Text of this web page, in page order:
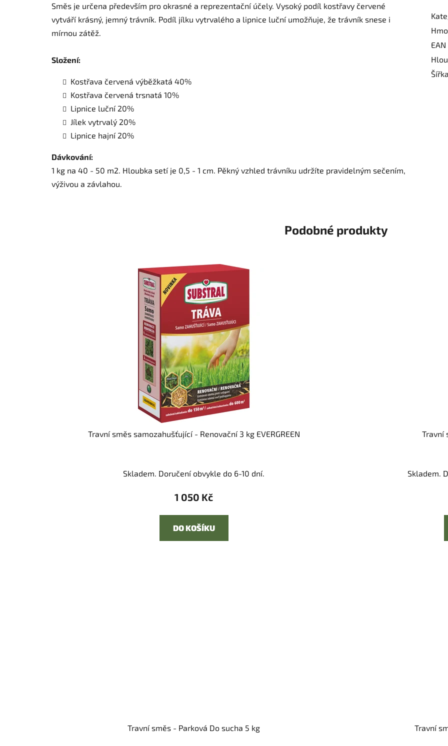
Směs je určena především pro okrasné a reprezentační účely. Vysoký podíl kostřavy červené
vytváří krásný, jemný trávník. Podíl jílku vytrvalého a lipnice luční umožňuje, že trávník snese i
mírnou zátěž.
Složení:
Kostřava červená výběžkatá 40%
Kostřava červená trsnatá 10%
Lipnice luční 20%
Jílek vytrvalý 20%
Lipnice hajní 20%
Dávkování:
1 kg na 40 - 50 m2. Hloubka setí je 0,5 - 1 cm. Pěkný vzhled trávníku udržíte pravidelným sečením,
výživou a závlahou.
EAN
Podobné produkty
Travní směs samozahušťující - Renovační 3 kg EVERGREEN
Skladem. Doručení obvykle do 6-10 dní.
1 050 Kč
DO KOŠÍKU
Travní
Skladem.
Travní směs - Parková Do sucha 5 kg Travní